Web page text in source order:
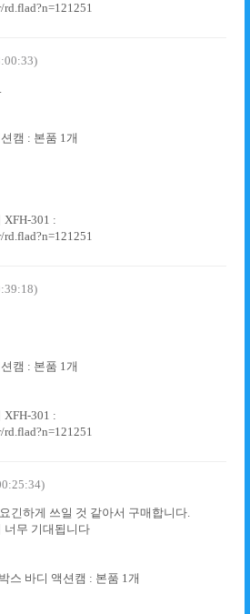
rd.flad?n=121251
캠 : 본품 1개
XFH-301 :
rd.flad?n=121251
캠 : 본품 1개
XFH-301 :
rd.flad?n=121251
긴하게 쓰일 것 같아서 구매합니다.
너무 기대됩니다
스 바디 액션캠 : 본품 1개